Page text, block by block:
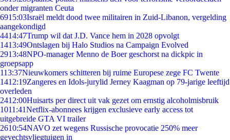
onder migranten Ceuta
6915:03Israël meldt dood twee militairen in Zuid-Libanon, vergelding
aangekondigd
4414:47Trump wil dat J.D. Vance hem in 2028 opvolgt
1413:49Ontslagen bij Halo Studios na Campaign Evolved
2913:48NPO-manager Menno de Boer geschorst na dickpic in
groepsapp
113:37Nieuwkomers schitteren bij ruime Europese zege FC Twente
1412:19Zangeres en Idols-jurylid Jerney Kaagman op 79-jarige leeftijd
overleden
2412:00Huisarts per direct uit vak gezet om ernstig alcoholmisbruik
1011:41Netflix-abonnees krijgen exclusieve early access tot
uitgebreide GTA VI trailer
2610:54NAVO zet wegens Russische provocatie 250% meer
gevechtsvliegtuigen in